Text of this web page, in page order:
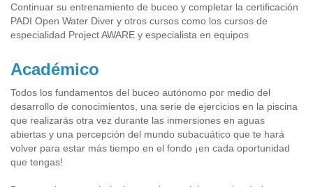
Continuar su entrenamiento de buceo y completar la certificación
PADI Open Water Diver y otros cursos como los cursos de
especialidad Project AWARE y especialista en equipos
Académico
Todos los fundamentos del buceo autónomo por medio del
desarrollo de conocimientos, una serie de ejercicios en la piscina
que realizarás otra vez durante las inmersiones en aguas
abiertas y una percepción del mundo subacuático que te hará
volver para estar más tiempo en el fondo ¡en cada oportunidad
que tengas!